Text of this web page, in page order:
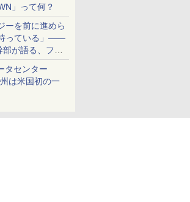
」って何？
ーを前に進めら
っている」――
が語る、フル
冷技術の強み
タセンター
は米国初の一